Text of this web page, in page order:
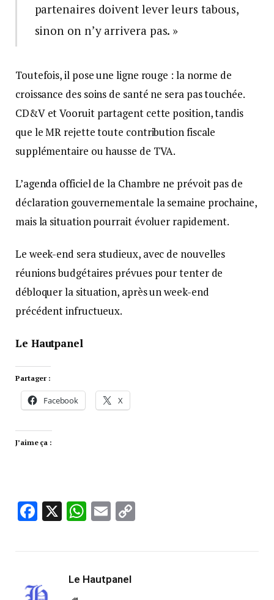
partenaires doivent lever leurs tabous,
sinon on n’y arrivera pas. »
Toutefois, il pose une ligne rouge : la norme de
croissance des soins de santé ne sera pas touchée.
CD&V et Vooruit partagent cette position, tandis
que le MR rejette toute contribution fiscale
supplémentaire ou hausse de TVA.
L’agenda officiel de la Chambre ne prévoit pas de
déclaration gouvernementale la semaine prochaine,
mais la situation pourrait évoluer rapidement.
Le week-end sera studieux, avec de nouvelles
réunions budgétaires prévues pour tenter de
débloquer la situation, après un week-end
précédent infructueux.
Le Hautpanel
Partager :
Facebook X
J’aime ça :
Facebook
X WhatsApp
Email
Le Hautpanel